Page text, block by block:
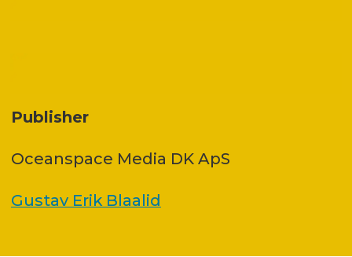
Publisher
Oceanspace Media DK ApS
Gustav Erik Blaalid